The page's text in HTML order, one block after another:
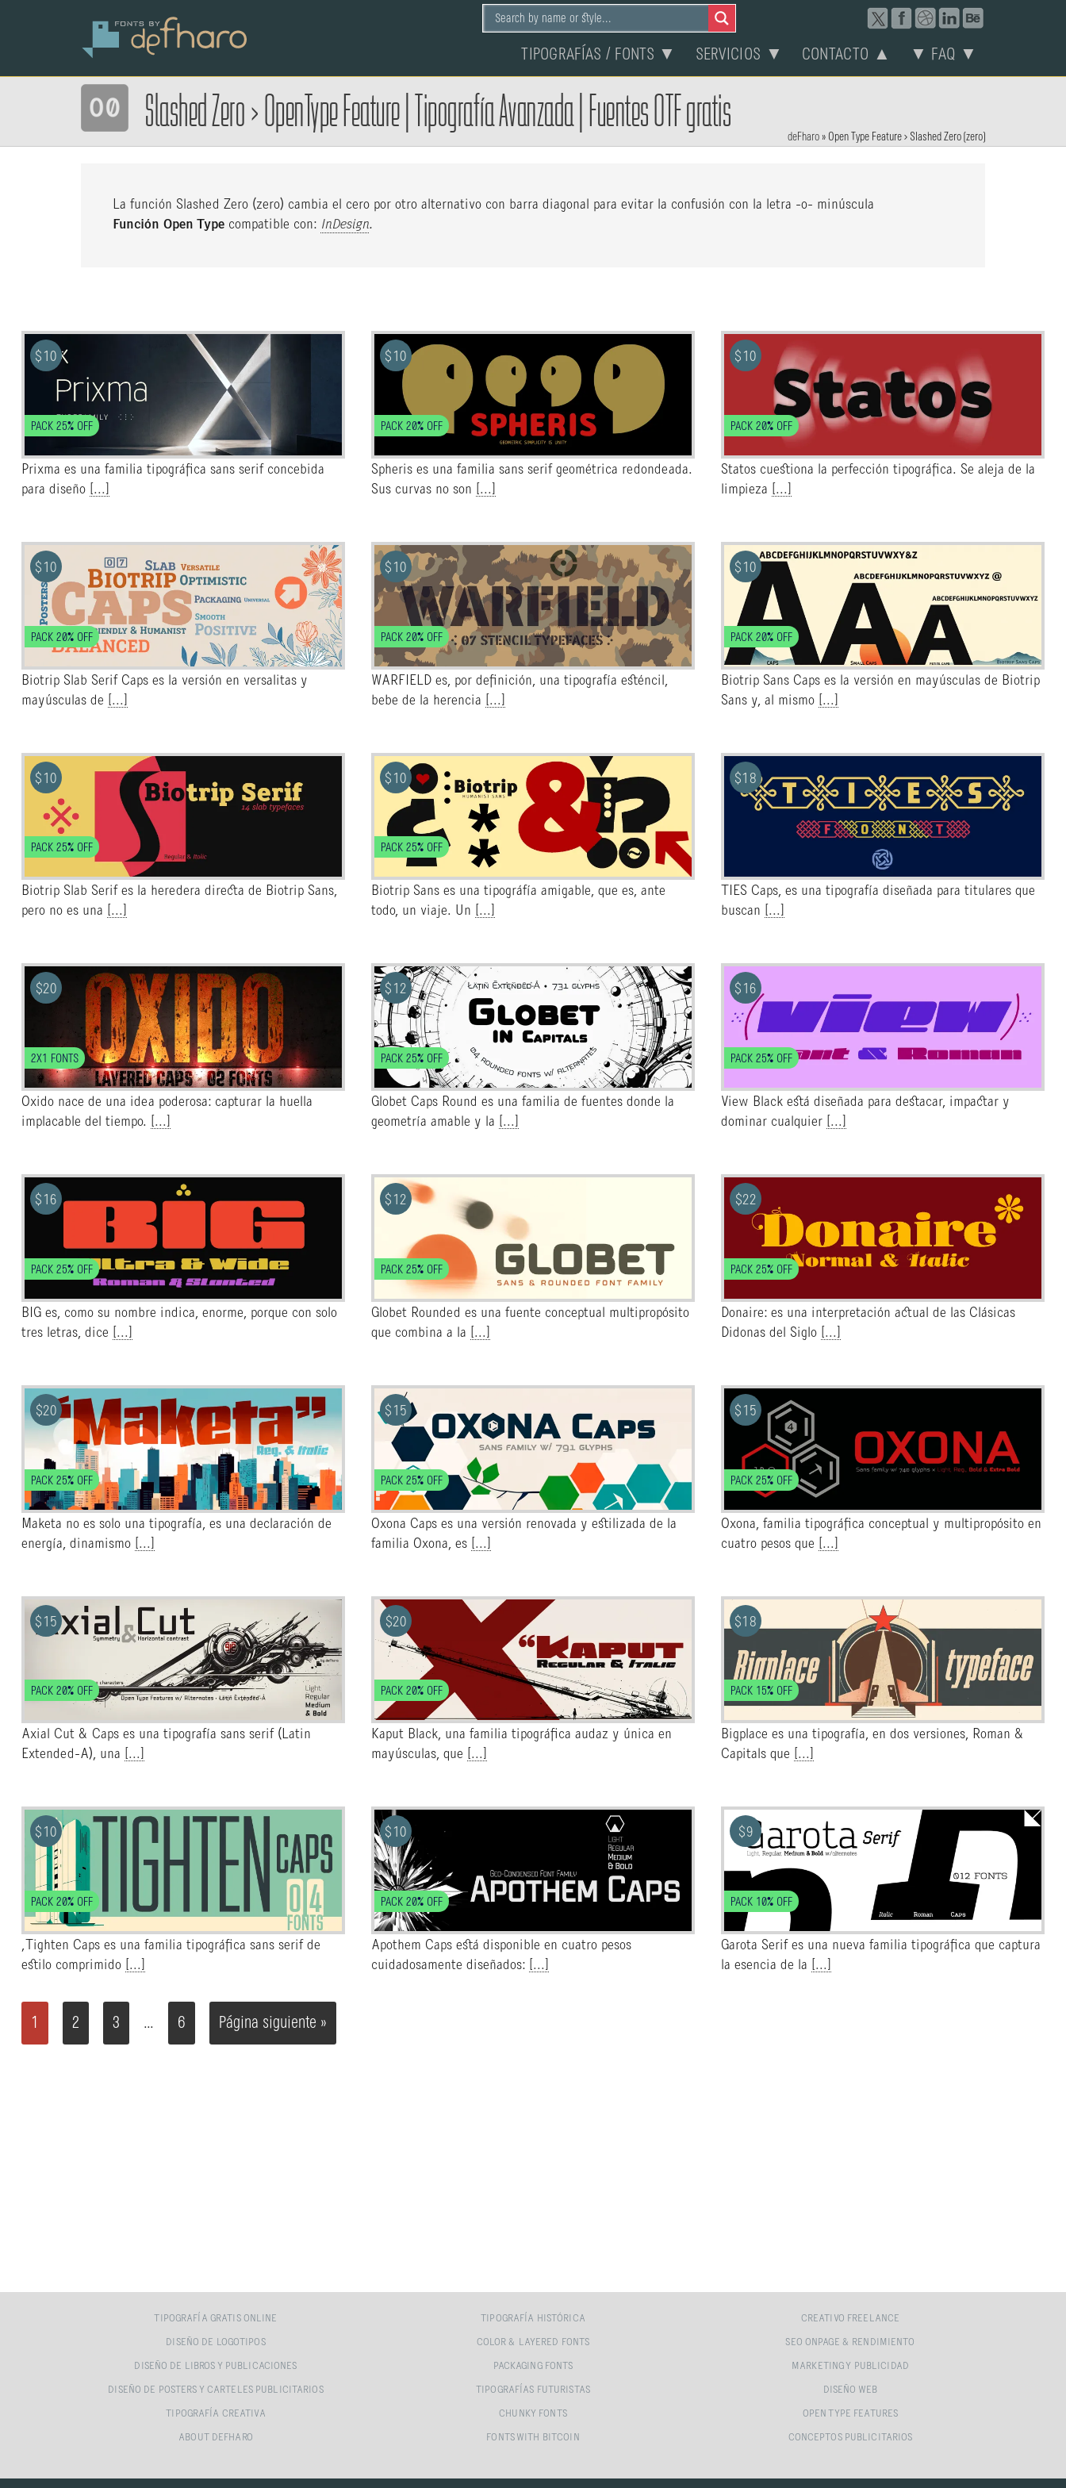
TIPOGRAFÍAS / FONTS ▼ SERVICIOS ▼ CONTACTO ▲ ▼ FAQ ▼
Slashed Zero>OpenType Feature Tipografía Avanzada Fuentes OTF gratis
deFharo » Open Type Feature > Slashed Zero (zero)
La función Slashed Zero (zero) cambia el cero por otro alternativo con barra diagonal para evitar la confusión con la letra -o- minúscula
Función Open Type compatible con: InDesign.
$10
PACK 25% OFF
Prixma es una familia tipográfica sans serif concebida
para diseño
[...]
$10
PACK 20% OFF
Spheris es una familia sans serif geométrica redondeada.
Sus curvas no son
[...]
$10
PACK 20% OFF
Statos cuestiona la perfección tipográfica. Se aleja de la
limpieza
[...]
$10
PACK 20% OFF
Biotrip Slab Serif Caps es la versión en versalitas y
mayúsculas de
[...]
$10
PACK 20% OFF
WARFIELD es, por definición, una tipografía esténcil,
bebe de la herencia
[...]
$10
PACK 20% OFF
Biotrip Sans Caps es la versión en mayúsculas de Biotrip
Sans y, al mismo
[...]
$10
PACK 25% OFF
Biotrip Slab Serif es la heredera directa de Biotrip Sans,
pero no es una
[...]
$10
PACK 25% OFF
Biotrip Sans es una tipográfía amigable, que es, ante
todo, un viaje. Un
[...]
$18
TIES Caps, es una tipografía diseñada para titulares que
buscan
[...]
$20
2X1 FONTS
Oxido nace de una idea poderosa: capturar la huella
implacable del tiempo.
[...]
$12
PACK 25% OFF
Globet Caps Round es una familia de fuentes donde la
geometría amable y la
[...]
$16
PACK 25% OFF
View Black está diseñada para destacar, impactar y
dominar cualquier
[...]
$16
PACK 25% OFF
BIG es, como su nombre indica, enorme, porque con solo
tres letras, dice
[...]
$12
PACK 25% OFF
Globet Rounded es una fuente conceptual multipropósito
que combina a la
[...]
$22
PACK 25% OFF
Donaire: es una interpretación actual de las Clásicas
Didonas del Siglo
[...]
$20
PACK 25% OFF
Maketa no es solo una tipografía, es una declaración de
energía, dinamismo
[...]
$15
PACK 25% OFF
Oxona Caps es una versión renovada y estilizada de la
familia Oxona, es
[...]
$15
PACK 25% OFF
Oxona, familia tipográfica conceptual y multipropósito en
cuatro pesos que
[...]
$15
PACK 20% OFF
Axial Cut & Caps es una tipografía sans serif (Latin
Extended-A), una
[...]
$20
PACK 20% OFF
Kaput Black, una familia tipográfica audaz y única en
mayúsculas, que
[...]
$18
PACK 15% OFF
Bigplace es una tipografía, en dos versiones, Roman &
Capitals que
[...]
$10
PACK 20% OFF
,Tighten Caps es una familia tipográfica sans serif de
estilo comprimido
[...]
$10
PACK 20% OFF
Apothem Caps está disponible en cuatro pesos
cuidadosamente diseñados:
[...]
$9
PACK 10% OFF
Garota Serif es una nueva familia tipográfica que captura
la esencia de la
[...]
1 2 3 … 6 Página siguiente »
TIPOGRAFÍA GRATIS ONLINE
DISEÑO DE LOGOTIPOS
DISEÑO DE LIBROS Y PUBLICACIONES
DISEÑO DE POSTERS Y CARTELES PUBLICITARIOS
TIPOGRAFÍA CREATIVA
ABOUT DEFHARO
TIPOGRAFÍA HISTÓRICA
COLOR & LAYERED FONTS
PACKAGING FONTS
TIPOGRAFÍAS FUTURISTAS
CHUNKY FONTS
FONTS WITH BITCOIN
CREATIVO FREELANCE
SEO ONPAGE & RENDIMIENTO
MARKETING Y PUBLICIDAD
DISEÑO WEB
OPEN TYPE FEATURES
CONCEPTOS PUBLICITARIOS